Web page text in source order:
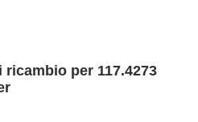
per 117.4273